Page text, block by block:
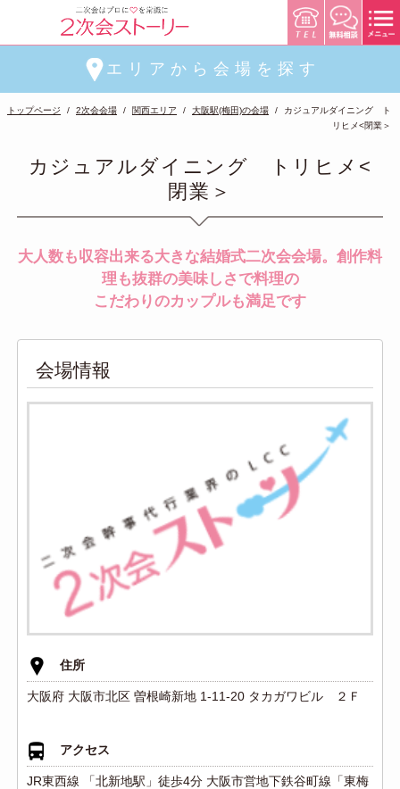
エリアから会場を探す
トップページ 2次会会場 関西エリア 大阪駅(梅田)の会場
カジュアルダイニング ト
リヒメ<閉業＞
カジュアルダイニング トリヒメ<
閉業＞
大人数も収容出来る大きな結婚式二次会会場。創作料
理も抜群の美味しさで料理の
こだわりのカップルも満足です
会場情報
住所
大阪府 大阪市北区 曽根崎新地 1-11-20 タカガワビル ２Ｆ
アクセス
JR東西線 「北新地駅」徒歩4分 大阪市営地下鉄谷町線「東梅